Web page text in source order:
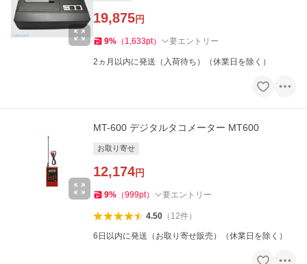
19,875円
9% （ 1,633pt） 要エントリー
2ヵ月以内に発送（入荷待ち）（休業日を除く）
MT-600 デジタルタコメーター MT600
お取り寄せ
12,174円
9% （999pt） 要エントリー
4.50（ 12件）
6日以内に発送（お取り寄せ販売）（休業日を除く）